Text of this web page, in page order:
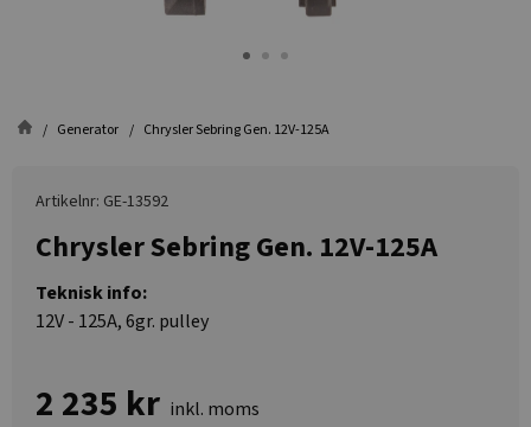
Generator Chrysler Sebring Gen. 12V-125A
Artikelnr: GE-13592
Chrysler Sebring Gen. 12V-125A
Teknisk info:
12V - 125A, 6gr. pulley
2 235 kr inkl. moms